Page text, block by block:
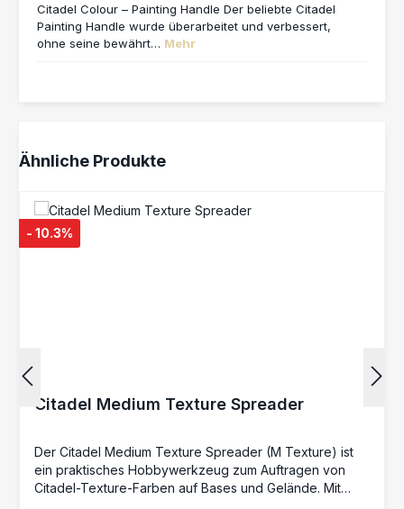
Citadel Colour – Painting Handle Der beliebte Citadel
Painting Handle wurde überarbeitet und verbessert,
ohne seine bewährt… Mehr
Produktgalerie überspringen
Ähnliche Produkte
- 10.3%
Citadel Medium Texture Spreader
Der Citadel Medium Texture Spreader (M Texture) ist
ein praktisches Hobbywerkzeug zum Auftragen von
Citadel-Texture-Farben auf Bases und Gelände. Mit